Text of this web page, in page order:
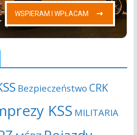
Bezpieczeństwo CRK
KSS MILITARIA